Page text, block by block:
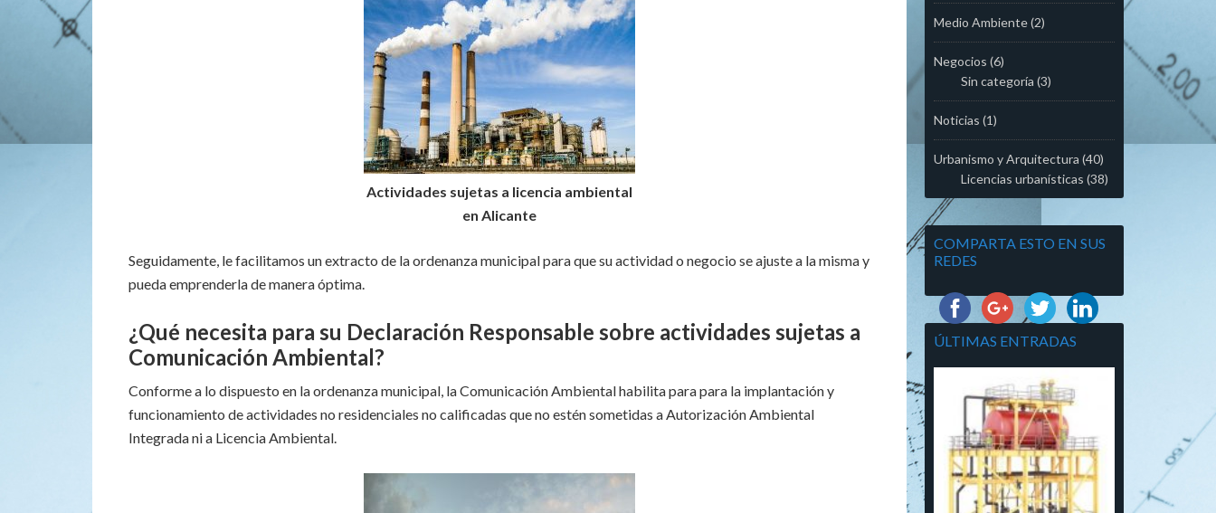
Actividades sujetas a licencia ambiental
en Alicante
Seguidamente, le facilitamos un extracto de la ordenanza municipal para que su actividad o negocio se ajuste a la misma y
pueda emprenderla de manera óptima.
¿Qué necesita para su Declaración Responsable sobre actividades sujetas a
Comunicación Ambiental?
Conforme a lo dispuesto en la ordenanza municipal, la Comunicación Ambiental habilita para para la implantación y
funcionamiento de actividades no residenciales no calificadas que no estén sometidas a Autorización Ambiental
Integrada ni a Licencia Ambiental.
Medio Ambiente(2)
Negocios (6)
Sin categoría (3)
Noticias (1)
Urbanismo y Arquitectura (40)
Licencias urbanísticas (38)
COMPARTA ESTO EN SUS
REDES
ÚLTIMAS ENTRADAS